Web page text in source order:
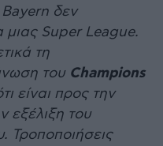
Bayern δεν
μιας Super League.
τη
του Champions
είναι προς την
εξέλιξη του
Τροποποιήσεις